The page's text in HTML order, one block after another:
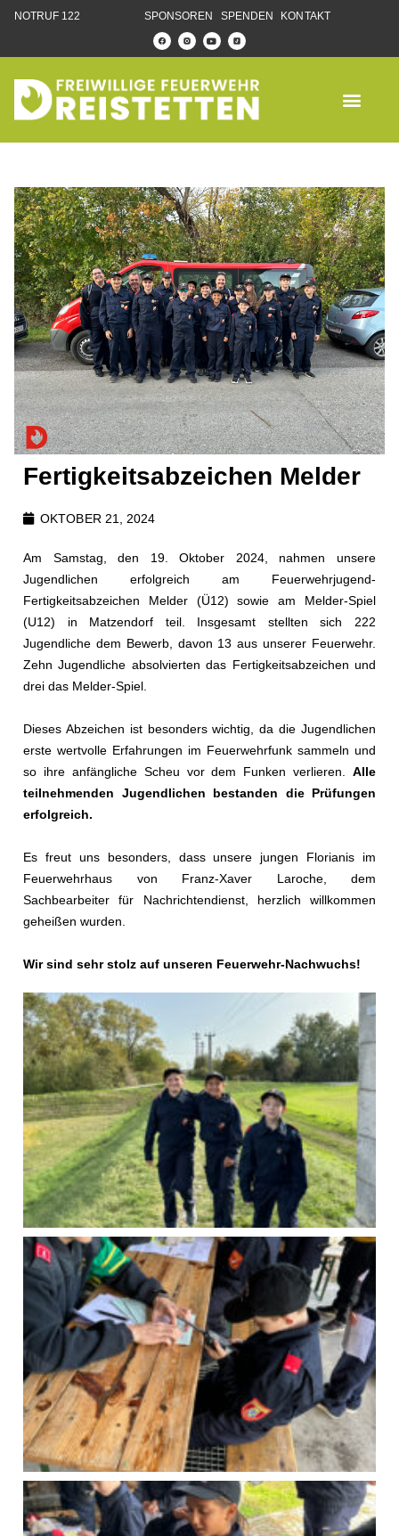
NOTRUF 122 SPONSOREN SPENDEN KONTAKT
Fertigkeitsabzeichen Melder
OKTOBER 21, 2024
Am Samstag, den 19. Oktober 2024, nahmen unsere
Jugendlichen erfolgreich am Feuerwehrjugend-
Fertigkeitsabzeichen Melder (Ü12) sowie am Melder-Spiel
(U12) in Matzendorf teil. Insgesamt stellten sich 222
Jugendliche dem Bewerb, davon 13 aus unserer Feuerwehr.
Zehn Jugendliche absolvierten das Fertigkeitsabzeichen und
drei das Melder-Spiel.
Dieses Abzeichen ist besonders wichtig, da die Jugendlichen
erste wertvolle Erfahrungen im Feuerwehrfunk sammeln und
so ihre anfängliche Scheu vor dem Funken verlieren. Alle
teilnehmenden Jugendlichen bestanden die Prüfungen
erfolgreich.
Es freut uns besonders, dass unsere jungen Florianis im
Feuerwehrhaus von Franz-Xaver Laroche, dem
Sachbearbeiter für Nachrichtendienst, herzlich willkommen
geheißen wurden.
Wir sind sehr stolz auf unseren Feuerwehr-Nachwuchs!